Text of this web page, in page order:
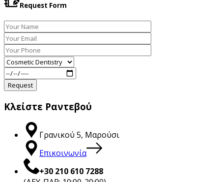
Request Form
Κλείστε Ραντεβού
Γρανικού 5, Μαρούσι
Επικοινωνία
+30 210 610 7288